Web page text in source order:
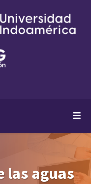
las aguas